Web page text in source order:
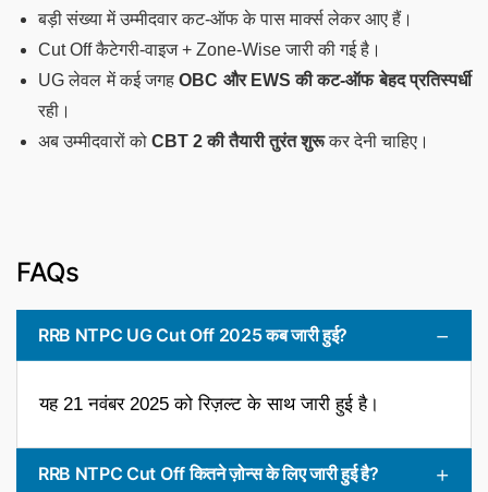
बड़ी संख्या में उम्मीदवार कट-ऑफ के पास मार्क्स लेकर आए हैं।
Cut Off कैटेगरी-वाइज + Zone-Wise जारी की गई है।
UG लेवल में कई जगहOBC और EWS की कट-ऑफ बेहद प्रतिस्पर्धी
रही।
अब उम्मीदवारों को CBT 2 की तैयारी तुरंत शुरूकर देनी चाहिए।
FAQs
RRB NTPC UG Cut Off 2025 कब जारी हुई?
यह 21 नवंबर 2025 को रिज़ल्ट के साथ जारी हुई है।
RRB NTPC Cut Off कितने ज़ोन्स के लिए जारी हुई है?